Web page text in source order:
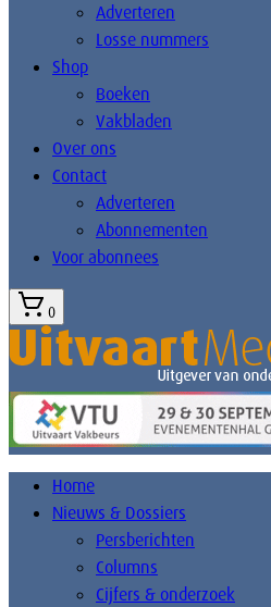
Adverteren
Losse nummers
Shop
Boeken
Vakbladen
Over ons
Contact
Adverteren
Abonnementen
Voor abonnees
0
Home
Nieuws & Dossiers
Persberichten
Columns
Cijfers & onderzoek